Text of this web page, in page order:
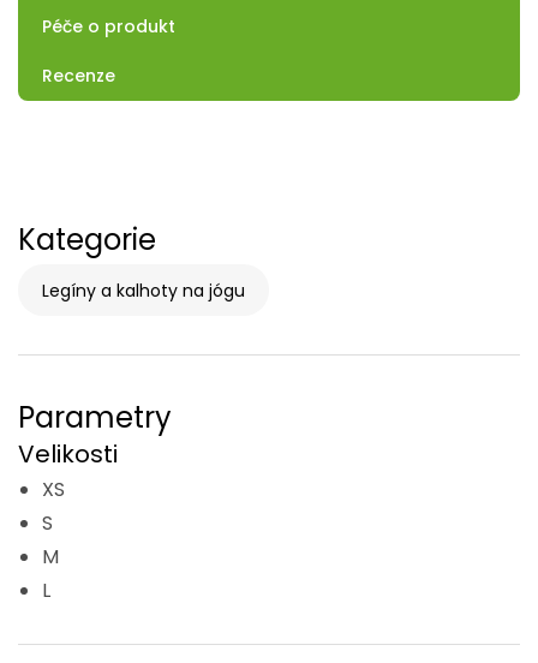
Péče o produkt
Recenze
Kategorie
Legíny a kalhoty na jógu
Parametry
Velikosti
XS
S
M
L